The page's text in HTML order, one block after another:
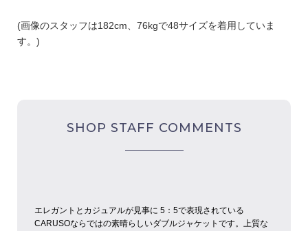
(画像のスタッフは182cm、76kgで48サイズを着用していま
す。)
SHOP STAFF COMMENTS
エレガントとカジュアルが見事に 5：5で表現されている
CARUSOならではの素晴らしいダブルジャケットです。 上質な